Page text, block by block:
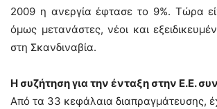
2009 η ανεργία έφτασε το 9%. Τώρα
όμως μετανάστες, νέοι και
στη Σκανδιναβία.
Η συζήτηση για την ένταξη στην Ε.Ε.
Από τα 33 κεφάλαια διαπραγμάτευσης,